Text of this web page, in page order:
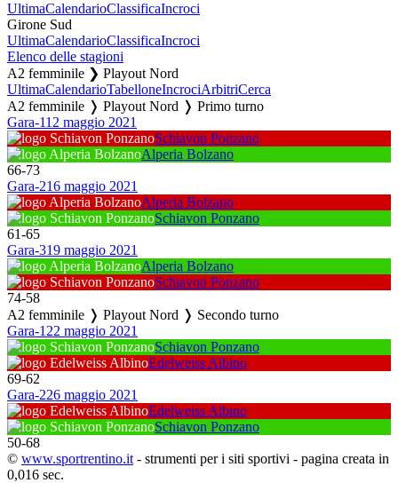
UltimaCalendarioClassificaIncroci
Girone Sud
UltimaCalendarioClassificaIncroci
Elenco delle stagioni
A2 femminile ❯ Playout Nord
UltimaCalendarioTabelloneIncrociArbitriCerca
A2 femminile ❭ Playout Nord ❭ Primo turno
Gara-112 maggio 2021
Schiavon Ponzano
Alperia Bolzano
66-73
Gara-216 maggio 2021
Alperia Bolzano
Schiavon Ponzano
61-65
Gara-319 maggio 2021
Alperia Bolzano
Schiavon Ponzano
74-58
A2 femminile ❭ Playout Nord ❭ Secondo turno
Gara-1 22 maggio 2021
Schiavon Ponzano
Edelweiss Albino
69-62
Gara-226 maggio 2021
Edelweiss Albino
Schiavon Ponzano
50-68
© www.sportrentino.it - strumenti per i siti sportivi - pagina creata in
0,016 sec.